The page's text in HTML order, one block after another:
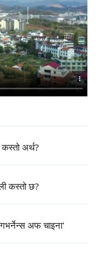
कस्तो अर्थ?
कस्तो छ?
अफ चाइना'